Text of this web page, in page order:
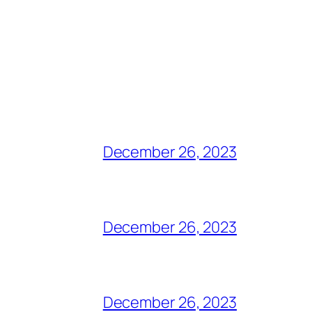
December 26, 2023
December 26, 2023
December 26, 2023